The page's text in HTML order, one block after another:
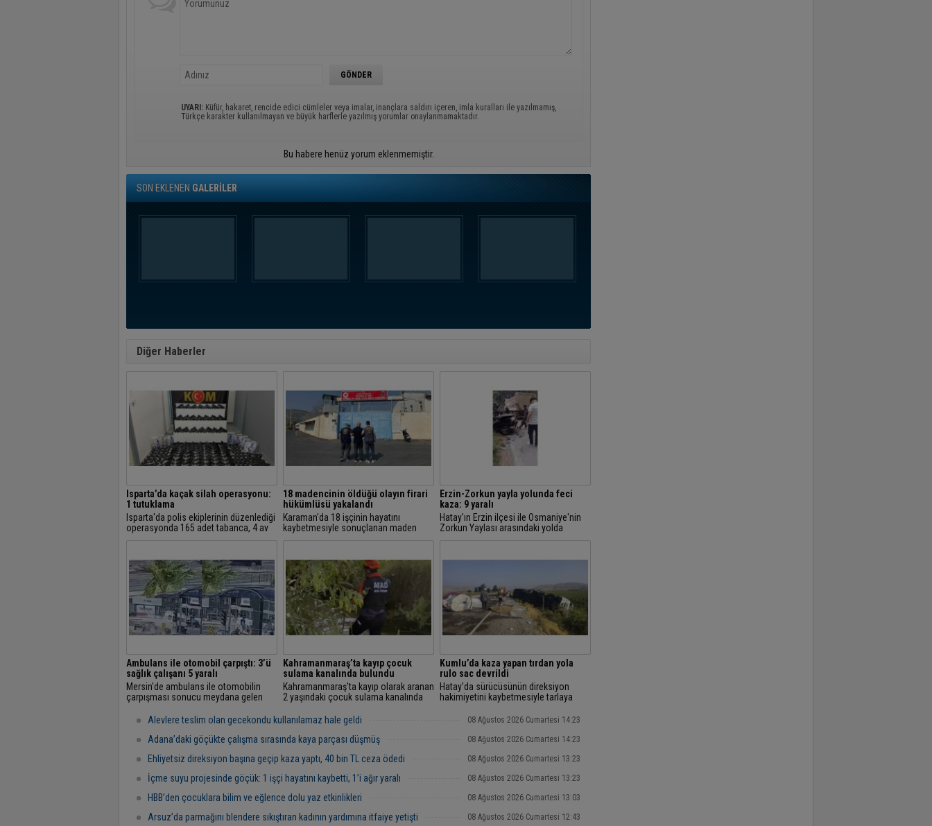
UYARI: Küfür, hakaret, rencide edici cümleler veya imalar, inançlara saldırı içeren, imla kuralları ile yazılmamış,
Türkçe karakter kullanılmayan ve büyük harflerle yazılmış yorumlar onaylanmamaktadır.
Bu habere henüz yorum eklenmemiştir.
SON EKLENEN GALERİLER
Diğer Haberler
Isparta’da kaçak silah operasyonu:
1 tutuklama
Isparta'da polis ekiplerinin düzenlediği
operasyonda 165 adet tabanca, 4 av
tüfeği ve çok sayıda silah yapımında
18 madencinin öldüğü olayın firari
hükümlüsü yakalandı
Karaman'da 18 işçinin hayatını
kaybetmesiyle sonuçlanan maden
faciasının firari hükümlüsü olarak 21
aranan...
Erzin-Zorkun yayla yolunda feci
kaza: 9 yaralı
Hatay'ın Erzin ilçesi ile Osmaniye'nin
Zorkun Yaylası arasındaki yolda
hafriyat kamyonu ile otomobilin
yaralandı.
Ambulans ile otomobil çarpıştı: 3’ü
sağlık çalışanı 5 yaralı
Mersin'de ambulans ile otomobilin
çarpışması sonucu meydana gelen
yaralandı.
Kahramanmaraş’ta kayıp çocuk
sulama kanalında bulundu
Kahramanmaraş'ta kayıp olarak aranan
2 yaşındaki çocuk sulama kanalında
Kumlu’da kaza yapan tırdan yola
rulo sac devrildi
Hatay'da sürücüsünün direksiyon
hakimiyetini kaybetmesiyle tarlaya
Alevlere teslim olan gecekondu kullanılamaz hale geldi
08 Ağustos 2026 Cumartesi 14:23
Adana’daki göçükte çalışma sırasında kaya parçası düşmüş 08 Ağustos 2026 Cumartesi 14:23
Ehliyetsiz direksiyon başına geçip kaza yaptı, 40 bin TL ceza ödedi 08 Ağustos 2026 Cumartesi 13:23
İçme suyu projesinde göçük: 1 işçi hayatını kaybetti, 1’i ağır yaralı 08 Ağustos 2026 Cumartesi 13:23
HBB’den çocuklara bilim ve eğlence dolu yaz etkinlikleri 08 Ağustos 2026 Cumartesi 13:03
Arsuz’da parmağını blendere sıkıştıran kadının yardımına itfaiye yetişti 08 Ağustos 2026 Cumartesi 12:43